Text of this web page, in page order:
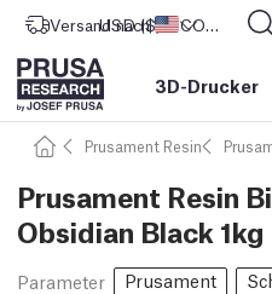
Versand nach Vereinigte
USD ($) CORE One L: Jetzt auf Lager!
3D-Drucker
Prusament Resin
Prusament Resin
Obsidian Black 1kg
Parameter Prusament